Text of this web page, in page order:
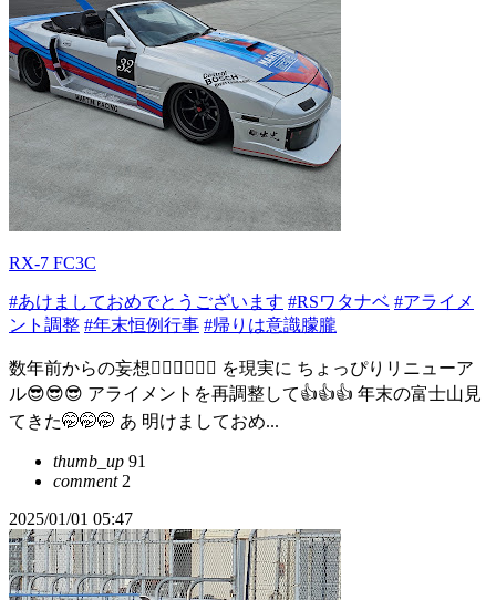
RX-7 FC3C
#あけましておめでとうございます #RSワタナベ #アライメ
ント調整 #年末恒例行事 #帰りは意識朦朧
数年前からの妄想😵‍💫😵‍💫😵‍💫 を現実に ちょっぴりリニューア
ル😎😎😎 アライメントを再調整して👍👍👍 年末の富士山見
てきた🤭🤭🤭 あ 明けましておめ...
thumb_up 91
comment2
2025/01/01 05:47